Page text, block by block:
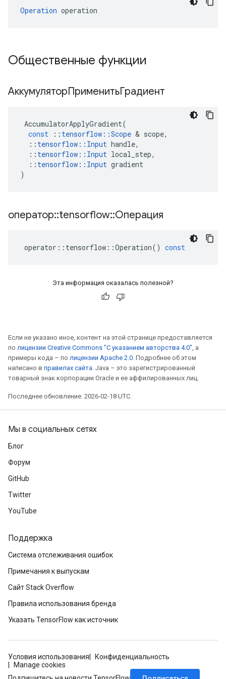
Operation operation
Общественные функции
АккумуляторПрименитьГрадиент
AccumulatorApplyGradient(
const
:: tensorflow ::Scope & scope,
:: tensorflow :: Input handle,
:: tensorflow :: Input local_step,
:: tensorflow :: Input gradient
)
оператор::tensorflow::Операция
operator :: tensorflow ::Operation() const
Эта информация оказалась полезной?
Если не указано иное, контент на этой странице предоставляется
по лицензии Creative Commons "С указанием авторства 4.0", а
примеры кода – по лицензии Apache 2.0. Подробнее об этом
написано в правилах сайта. Java – это зарегистрированный
товарный знак корпорации Oracle и ее аффилированных лиц.
Последнее обновление: 2026-02-18 UTC.
Мы в социальных сетях
Блог
Форум
GitHub
Twitter
YouTube
Поддержка
Система отслеживания ошибок
Примечания к выпускам
Сайт Stack Overflow
Правила использования бренда
Указать TensorFlow как источник
Условия использования
Конфиденциальность
Manage cookies